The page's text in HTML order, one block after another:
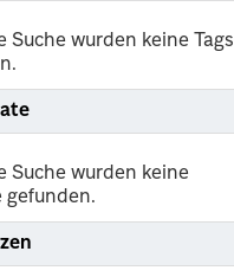
Suche wurden keine Tags
Suche wurden keine
gefunden.